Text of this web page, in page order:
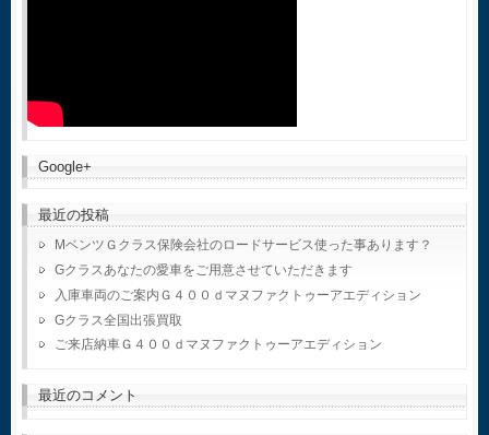
Google+
最近の投稿
MベンツＧクラス保険会社のロードサービス使った事あります？
Gクラスあなたの愛車をご用意させていただきます
入庫車両のご案内Ｇ４００ｄマヌファクトゥーアエディション
Gクラス全国出張買取
ご来店納車Ｇ４００ｄマヌファクトゥーアエディション
最近のコメント